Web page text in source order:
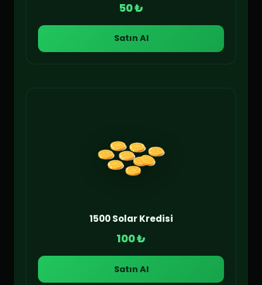
50 ₺
Satın Al
1500 Solar Kredisi
100 ₺
Satın Al